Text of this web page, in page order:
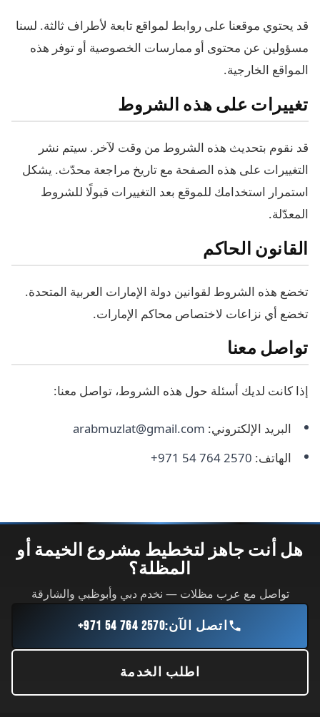
قد يحتوي موقعنا على روابط لمواقع تابعة لأطراف ثالثة. لسنا
مسؤولين عن محتوى أو ممارسات الخصوصية أو توفر هذه
المواقع الخارجية.
تغييرات على هذه الشروط
قد نقوم بتحديث هذه الشروط من وقت لآخر. سيتم نشر
التغييرات على هذه الصفحة مع تاريخ مراجعة محدّث. يشكل
استمرار استخدامك للموقع بعد التغييرات قبولًا للشروط
المعدّلة.
القانون الحاكم
تخضع هذه الشروط لقوانين دولة الإمارات العربية المتحدة.
تخضع أي نزاعات لاختصاص محاكم الإمارات.
تواصل معنا
إذا كانت لديك أسئلة حول هذه الشروط، تواصل معنا:
البريد الإلكتروني: arabmuzlat@gmail.com
الهاتف: +971 54 764 2570
هل أنت جاهز لتخطيط مشروع الخيمة أو
المظلة؟
تواصل مع عرب مظلات — نخدم دبي وأبوظبي والشارقة
اتصل الآن:+971 54 764 2570
اطلب الخدمة